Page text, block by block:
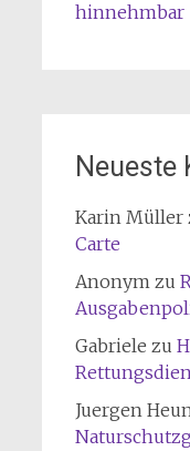
hinnehmbar
Neueste
Karin Müller
Carte
Anonymzu
Gabriele zu
Juergen